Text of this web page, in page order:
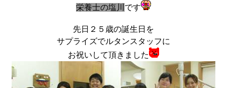
栄養士の塩川 です
先日２５歳の誕生日を
サプライズでルタンスタッフに
お祝いして頂きました